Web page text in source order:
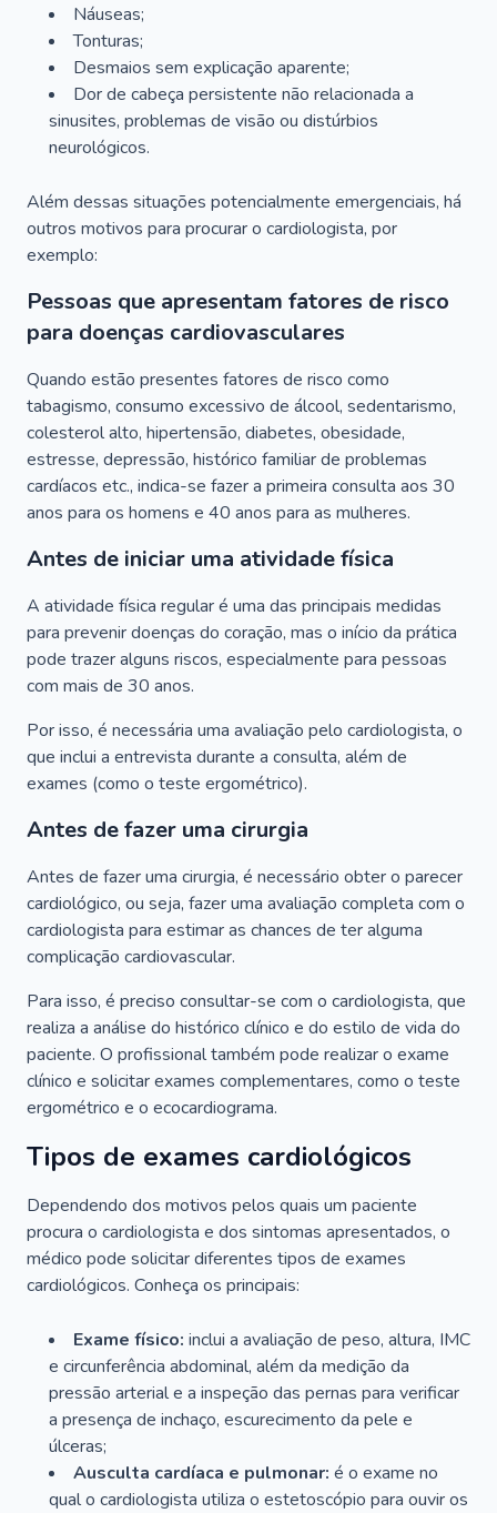
Náuseas;
Tonturas;
Desmaios sem explicação aparente;
Dor de cabeça persistente não relacionada a
sinusites, problemas de visão ou distúrbios
neurológicos.
Além dessas situações potencialmente emergenciais, há
outros motivos para procurar o cardiologista, por
exemplo:
Pessoas que apresentam fatores de risco
para doenças cardiovasculares
Quando estão presentes fatores de risco como
tabagismo, consumo excessivo de álcool, sedentarismo,
colesterol alto, hipertensão, diabetes, obesidade,
estresse, depressão, histórico familiar de problemas
cardíacos etc., indica-se fazer a primeira consulta aos 30
anos para os homens e 40 anos para as mulheres.
Antes de iniciar uma atividade física
A atividade física regular é uma das principais medidas
para prevenir doenças do coração, mas o início da prática
pode trazer alguns riscos, especialmente para pessoas
com mais de 30 anos.
Por isso, é necessária uma avaliação pelo cardiologista, o
que inclui a entrevista durante a consulta, além de
exames (como o teste ergométrico).
Antes de fazer uma cirurgia
Antes de fazer uma cirurgia, é necessário obter o parecer
cardiológico, ou seja, fazer uma avaliação completa com o
cardiologista para estimar as chances de ter alguma
complicação cardiovascular.
Para isso, é preciso consultar-se com o cardiologista, que
realiza a análise do histórico clínico e do estilo de vida do
paciente. O profissional também pode realizar o exame
clínico e solicitar exames complementares, como o teste
ergométrico e o ecocardiograma.
Tipos de exames cardiológicos
Dependendo dos motivos pelos quais um paciente
procura o cardiologista e dos sintomas apresentados, o
médico pode solicitar diferentes tipos de exames
cardiológicos. Conheça os principais:
Exame físico: inclui a avaliação de peso, altura, IMC
e circunferência abdominal, além da medição da
pressão arterial e a inspeção das pernas para verificar
a presença de inchaço, escurecimento da pele e
úlceras;
Ausculta cardíaca e pulmonar: é o exame no
qual o cardiologista utiliza o estetoscópio para ouvir os